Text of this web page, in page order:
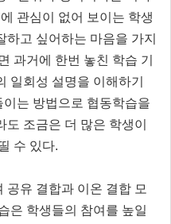
관심이 없어 보이는 학생
고 싶어하는 마음을 가지
과거에 한번 놓친 학습 기
일회성 설명을 이해하기
는 방법으로 협동학습을
조금은 더 많은 학생이
수 있다.
공유 결합과 이온 결합 모
은 학생들의 참여를 높일